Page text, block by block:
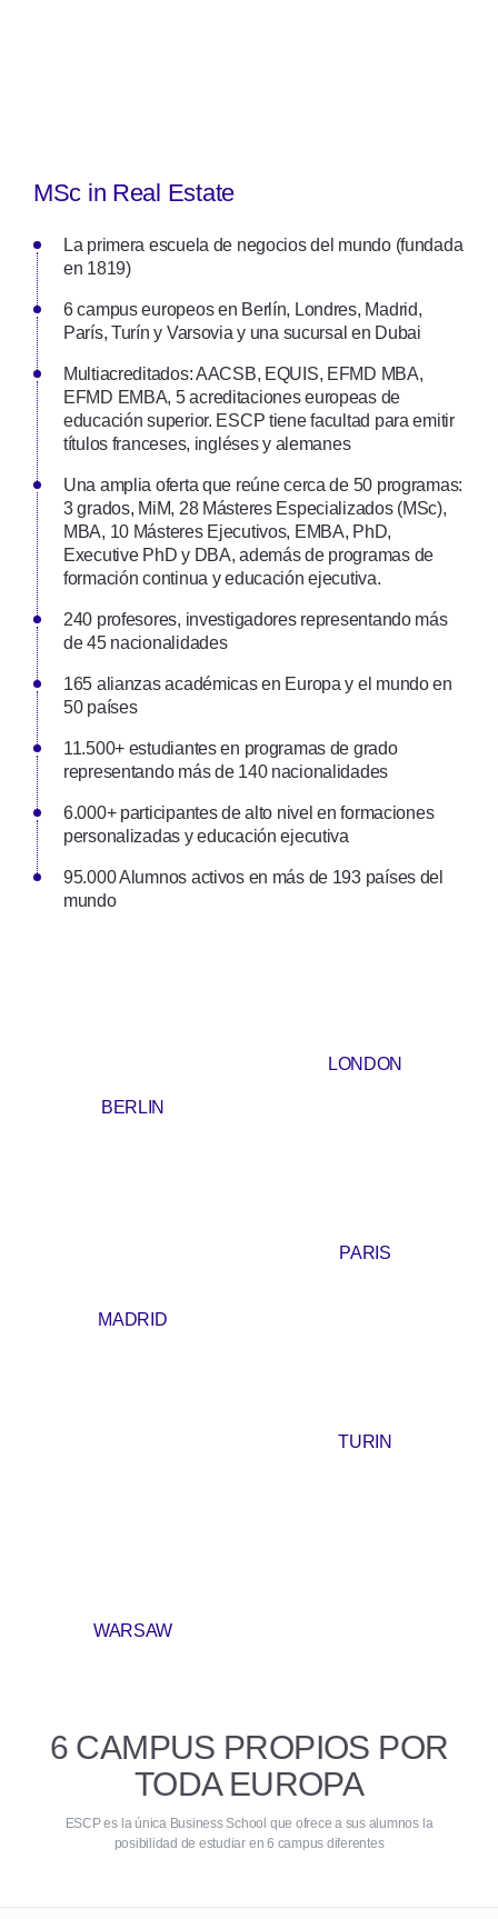
MSc in Real Estate
La primera escuela de negocios del mundo (fundada
en 1819)
6 campus europeos en Berlín, Londres, Madrid,
París, Turín y Varsovia y una sucursal en Dubai
Multiacreditados: AACSB, EQUIS, EFMD MBA,
EFMD EMBA, 5 acreditaciones europeas de
educación superior. ESCP tiene facultad para emitir
títulos franceses, ingléses y alemanes
Una amplia oferta que reúne cerca de 50 programas:
3 grados, MiM, 28 Másteres Especializados (MSc),
MBA, 10 Másteres Ejecutivos, EMBA, PhD,
Executive PhD y DBA, además de programas de
formación continua y educación ejecutiva.
240 profesores, investigadores representando más
de 45 nacionalidades
165 alianzas académicas en Europa y el mundo en
50 países
11.500+ estudiantes en programas de grado
representando más de 140 nacionalidades
6.000+ participantes de alto nivel en formaciones
personalizadas y educación ejecutiva
95.000 Alumnos activos en más de 193 países del
mundo
BERLIN
LONDON
MADRID
PARIS
TURIN
WARSAW
6 CAMPUS PROPIOS POR
TODA EUROPA
ESCP es la única Business School que ofrece a sus alumnos la
posibilidad de estudiar en 6 campus diferentes